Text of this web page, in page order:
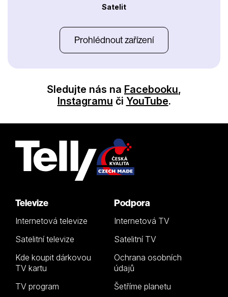
Satelit
Prohlédnout zařízení
Sledujte nás na Facebooku,
Instagramu či YouTube.
Televize
Internetová televize
Satelitní televize
Kde koupit dárkovou
TV kartu
TV program
Podpora
Internetová TV
Satelitní TV
Ochrana osobních
údajů
Šetříme planetu